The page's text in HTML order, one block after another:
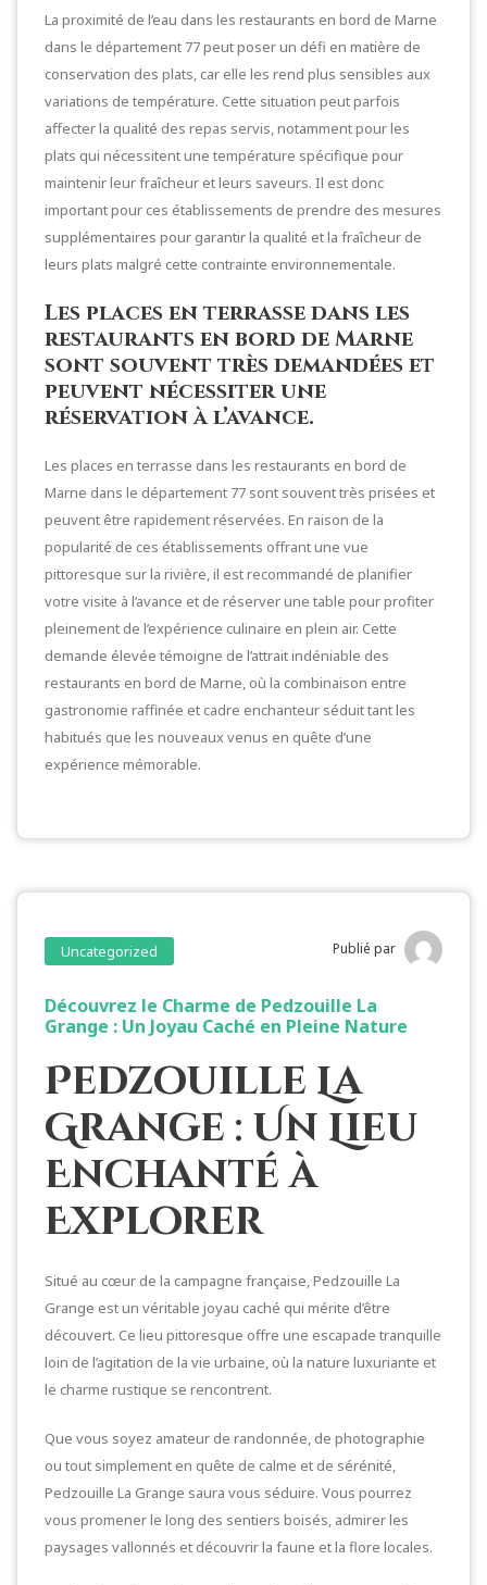
La proximité de l’eau dans les restaurants en bord de Marne
dans le département 77 peut poser un défi en matière de
conservation des plats, car elle les rend plus sensibles aux
variations de température. Cette situation peut parfois
affecter la qualité des repas servis, notamment pour les
plats qui nécessitent une température spécifique pour
maintenir leur fraîcheur et leurs saveurs. Il est donc
important pour ces établissements de prendre des mesures
supplémentaires pour garantir la qualité et la fraîcheur de
leurs plats malgré cette contrainte environnementale.
Les places en terrasse dans les
restaurants en bord de Marne
sont souvent très demandées et
peuvent nécessiter une
réservation à l’avance.
Les places en terrasse dans les restaurants en bord de
Marne dans le département 77 sont souvent très prisées et
peuvent être rapidement réservées. En raison de la
popularité de ces établissements offrant une vue
pittoresque sur la rivière, il est recommandé de planifier
votre visite à l’avance et de réserver une table pour profiter
pleinement de l’expérience culinaire en plein air. Cette
demande élevée témoigne de l’attrait indéniable des
restaurants en bord de Marne, où la combinaison entre
gastronomie raffinée et cadre enchanteur séduit tant les
habitués que les nouveaux venus en quête d’une
expérience mémorable.
Uncategorized Publié par
Découvrez le Charme de Pedzouille La
Grange : Un Joyau Caché en Pleine Nature
Pedzouille La
Grange : Un Lieu
Enchanté à
Explorer
Situé au cœur de la campagne française, Pedzouille La
Grange est un véritable joyau caché qui mérite d’être
découvert. Ce lieu pittoresque offre une escapade tranquille
loin de l’agitation de la vie urbaine, où la nature luxuriante et
le charme rustique se rencontrent.
Que vous soyez amateur de randonnée, de photographie
ou tout simplement en quête de calme et de sérénité,
Pedzouille La Grange saura vous séduire. Vous pourrez
vous promener le long des sentiers boisés, admirer les
paysages vallonnés et découvrir la faune et la flore locales.